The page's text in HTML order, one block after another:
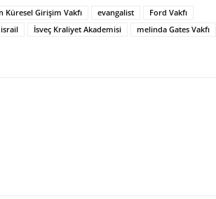
Küresel Girişim Vakfı evangalist
Ford Vakfı
israil İsveç Kraliyet Akademisi
melinda Gates Vakfı